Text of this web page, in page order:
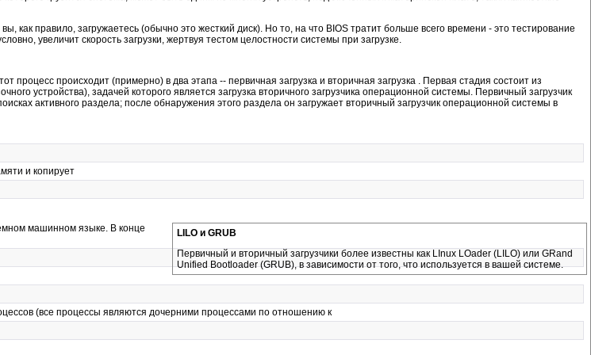
как правило, загружаетесь (обычно это жесткий диск). Но то, на что BIOS тратит больше всего времени - это тестирование
увеличит скорость загрузки, жертвуя тестом целостности системы при загрузке.
процесс происходит (примерно) в два этапа -- первичная загрузка и вторичная загрузка . Первая стадия состоит из
устройства), задачей которого является загрузка вторичного загрузчика операционной системы. Первичный загрузчик
активного раздела; после обнаружения этого раздела он загружает вторичный загрузчик операционной системы в
и копирует
LILO и GRUB
Первичный и вторичный загрузчики более известны как LInux LOader (LILO) или GRand
Unified Bootloader (GRUB), в зависимости от того, что используется в вашей системе.
машинном языке. В конце
(все процессы являются дочерними процессами по отношению к